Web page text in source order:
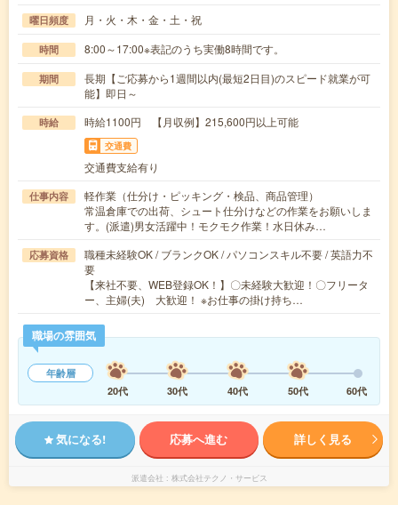
曜日頻度 月・火・木・金・土・祝
時間 8:00～17:00※表記のうち実働8時間です。
期間
長期【ご応募から1週間以内(最短2日目)のスピード就業が可
能】即日～
時給 時給1100円 【月収例】215,600円以上可能
交通費
交通費支給有り
仕事内容
軽作業（仕分け・ピッキング・検品、商品管理）
常温倉庫での出荷、シュート仕分けなどの作業をお願いしま
す。(派遣)男女活躍中！モクモク作業！水日休み…
応募資格
職種未経験OK / ブランクOK / パソコンスキル不要 / 英語力不
要
【来社不要、WEB登録OK！】〇未経験大歓迎！〇フリータ
ー、主婦(夫) 大歓迎！ ※お仕事の掛け持ち…
職場の雰囲気
年齢層
20代
30代 40代 50代 60代
気になる! 応募へ進む 詳しく見る
派遣会社 株式会社テクノ・サービス